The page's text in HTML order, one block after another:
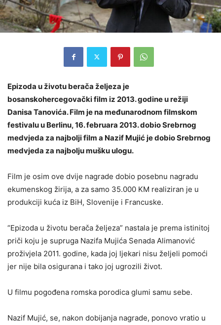
Epizoda u životu berača željeza je
bosanskohercegovački film iz 2013. godine u režiji
Danisa Tanovića. Film je na međunarodnom filmskom
festivalu u Berlinu, 16. februara 2013. dobio Srebrnog
medvjeda za najbolji film a Nazif Mujić je dobio Srebrnog
medvjeda za najbolju mušku ulogu.
Film je osim ove dvije nagrade dobio posebnu nagradu
ekumenskog žirija, a za samo 35.000 KM realiziran je u
produkciji kuća iz BiH, Slovenije i Francuske.
“Epizoda u životu berača željeza” nastala je prema istinitoj
priči koju je supruga Nazifa Mujića Senada Alimanović
proživjela 2011. godine, kada joj ljekari nisu željeli pomoći
jer nije bila osigurana i tako joj ugrozili život.
U filmu pogođena romska porodica glumi samu sebe.
Nazif Mujić, se, nakon dobijanja nagrade, ponovo vratio u